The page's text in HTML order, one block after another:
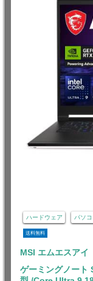
ハードウェア パソ
送料無料
MSI エムエスアイ
ゲーミングノー